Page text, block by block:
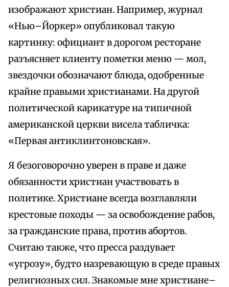
изображают христиан. Например, журнал
«Нью–Йоркер» опубликовал такую
картинку: официант в дорогом ресторане
разъясняет клиенту пометки меню — мол,
звездочки обозначают блюда, одобренные
крайне правыми христианами. На другой
политической карикатуре на типичной
американской церкви висела табличка:
«Первая антиклинтоновская».
Я безоговорочно уверен в праве и даже
обязанности христиан участвовать в
политике. Христиане всегда возглавляли
крестовые походы — за освобождение рабов,
за гражданские права, против абортов.
Считаю также, что пресса раздувает
«угрозу», будто назревающую в среде правых
религиозных сил. Знакомые мне христиане–